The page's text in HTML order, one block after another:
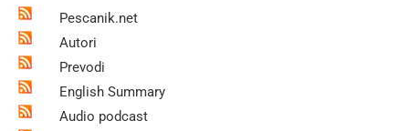
Pescanik.net
Autori
Prevodi
English Summary
Audio podcast